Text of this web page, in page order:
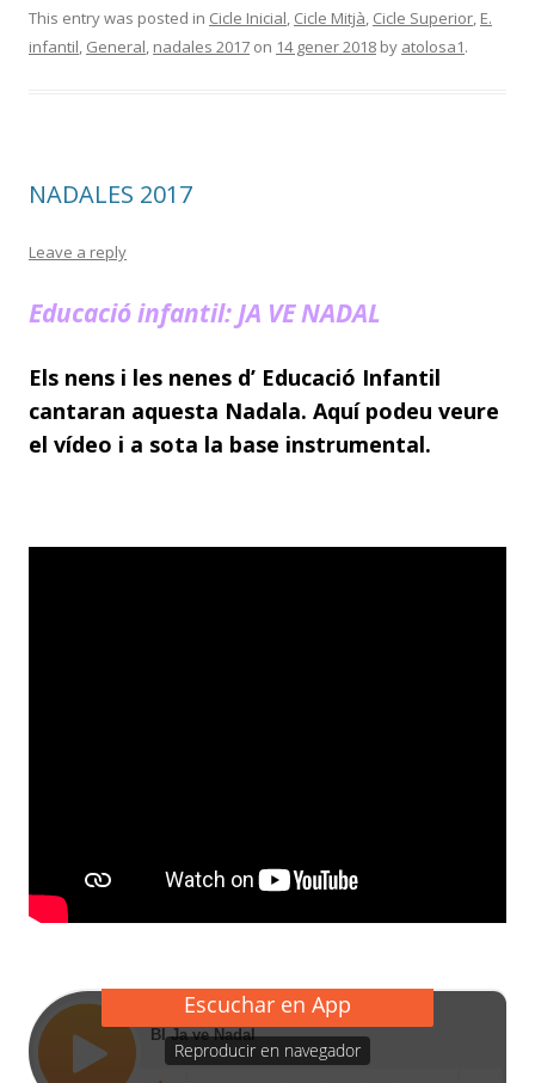
e
b
k
itt
er
m
p
ix
This entry was posted in Cicle Inicial, Cicle Mitjà, Cicle Superior, E.
infantil, General, nadales 2017 on 14 gener 2018 by atolosa1.
NADALES 2017
Leave a reply
Educació infantil: JA VE NADAL
Els nens i les nenes d’ Educació Infantil
cantaran aquesta Nadala. Aquí podeu veure
el vídeo i a sota la base instrumental.